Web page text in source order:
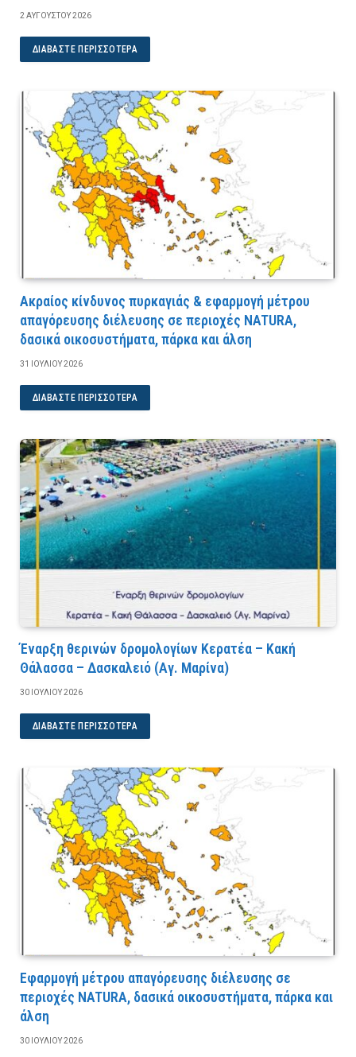
2 ΑΥΓΟΎΣΤΟΥ 2026
ΔΙΑΒΆΣΤΕ ΠΕΡΙΣΣΌΤΕΡΑ
Ακραίος κίνδυνος πυρκαγιάς & εφαρμογή μέτρου
απαγόρευσης διέλευσης σε περιοχές NATURA,
δασικά οικοσυστήματα, πάρκα και άλση
31 ΙΟΥΛΊΟΥ 2026
ΔΙΑΒΆΣΤΕ ΠΕΡΙΣΣΌΤΕΡΑ
Έναρξη θερινών δρομολογίων Κερατέα – Κακή
Θάλασσα – Δασκαλειό (Αγ. Μαρίνα)
30 ΙΟΥΛΊΟΥ 2026
ΔΙΑΒΆΣΤΕ ΠΕΡΙΣΣΌΤΕΡΑ
Εφαρμογή μέτρου απαγόρευσης διέλευσης σε
περιοχές NATURA, δασικά οικοσυστήματα, πάρκα και
άλση
30 ΙΟΥΛΊΟΥ 2026